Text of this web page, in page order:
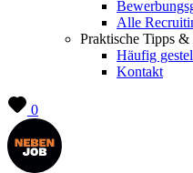
Alle
Praktische Tipps
Häufig
Kontakt
0